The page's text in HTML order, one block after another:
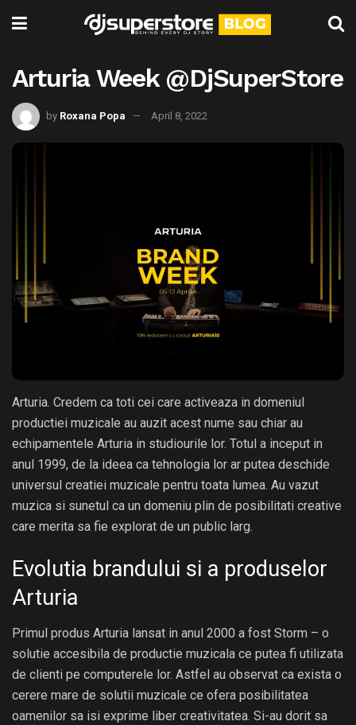
Arturia Week @DjSuperStore
by Roxana Popa April 8, 2022
Arturia. Credem ca toti cei care activeaza in domeniul
productiei muzicale au auzit acest nume sau chiar au
echipamentele Arturia in studiourile lor. Totul a inceput in
anul 1999, de la ideea ca tehnologia lor ar putea deschide
universul creatiei muzicale pentru toata lumea. Au vazut
muzica si sunetul ca un domeniu plin de posibilitati creative
care merita sa fie explorat de un public larg.
Evolutia brandului si a produselor
Arturia
Primul produs Arturia lansat in anul 2000 a fost Storm – o
solutie accesibila de productie muzicala ce putea fi utilizata
de clienti pe computerele lor. Astfel au observat ca exista o
cerere mare de solutii muzicale ce ofera posibilitatea
oamenilor sa isi exprime liber creativitatea. Si-au dorit sa